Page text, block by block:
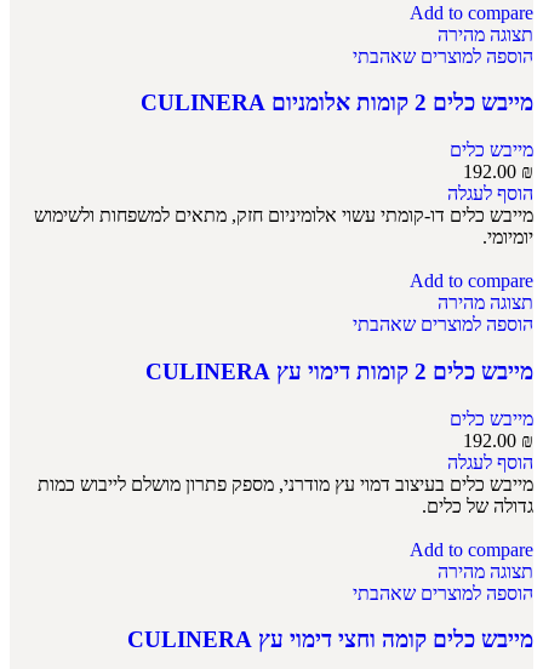
Add to compare
תצוגה מהירה
הוספה למוצרים שאהבתי
מייבש כלים 2 קומות אלומניום CULINERA
מייבש כלים
192.00 ₪
הוסף לעגלה
מייבש כלים דו-קומתי עשוי אלומיניום חזק, מתאים למשפחות ולשימוש
יומיומי.
Add to compare
תצוגה מהירה
הוספה למוצרים שאהבתי
מייבש כלים 2 קומות דימוי עץ CULINERA
מייבש כלים
192.00 ₪
הוסף לעגלה
מייבש כלים בעיצוב דמוי עץ מודרני, מספק פתרון מושלם לייבוש כמות
גדולה של כלים.
Add to compare
תצוגה מהירה
הוספה למוצרים שאהבתי
מייבש כלים קומה וחצי דימוי עץ CULINERA